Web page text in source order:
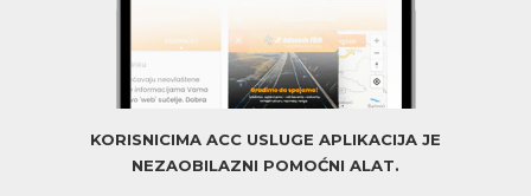
KORISNICIMA ACC USLUGE APLIKACIJA JE
NEZAOBILAZNI POMOĆNI ALAT.